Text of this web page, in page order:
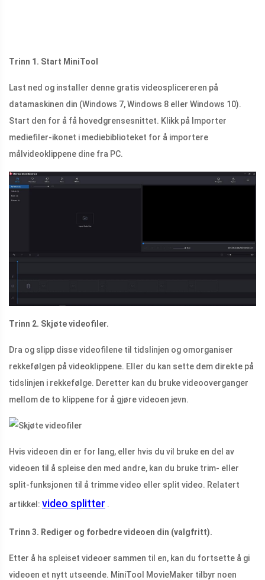
Trinn 1. Start MiniTool
Last ned og installer denne gratis videosplicereren på
datamaskinen din (Windows 7, Windows 8 eller Windows 10).
Start den for å få hovedgrensesnittet. Klikk på Importer
mediefiler-ikonet i mediebiblioteket for å importere
målvideoklippene dine fra PC.
Trinn 2. Skjøte videofiler.
Dra og slipp disse videofilene til tidslinjen og omorganiser
rekkefølgen på videoklippene. Eller du kan sette dem direkte på
tidslinjen i rekkefølge. Deretter kan du bruke videooverganger
mellom de to klippene for å gjøre videoen jevn.
Hvis videoen din er for lang, eller hvis du vil bruke en del av
videoen til å spleise den med andre, kan du bruke trim- eller
split-funksjonen til å trimme video eller split video. Relatert
artikkel: video splitter .
Trinn 3. Rediger og forbedre videoen din (valgfritt).
Etter å ha spleiset videoer sammen til en, kan du fortsette å gi
videoen et nytt utseende. MiniTool MovieMaker tilbyr noen